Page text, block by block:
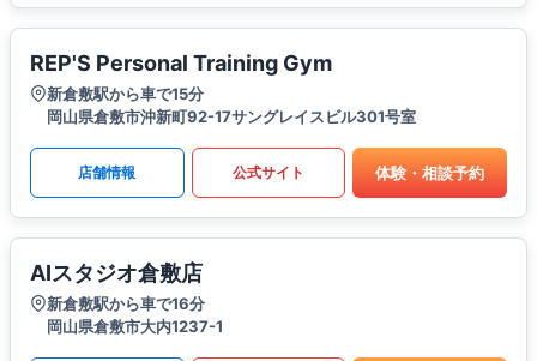
REP'S Personal Training Gym
新倉敷駅から車で15分
岡山県倉敷市沖新町92-17サングレイスビル301号室
店舗情報 公式サイト 体験・相談予約
AIスタジオ倉敷店
新倉敷駅から車で16分
岡山県倉敷市大内1237-1